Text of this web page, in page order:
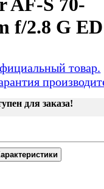
f/2.8 G ED
товар.
для заказа!